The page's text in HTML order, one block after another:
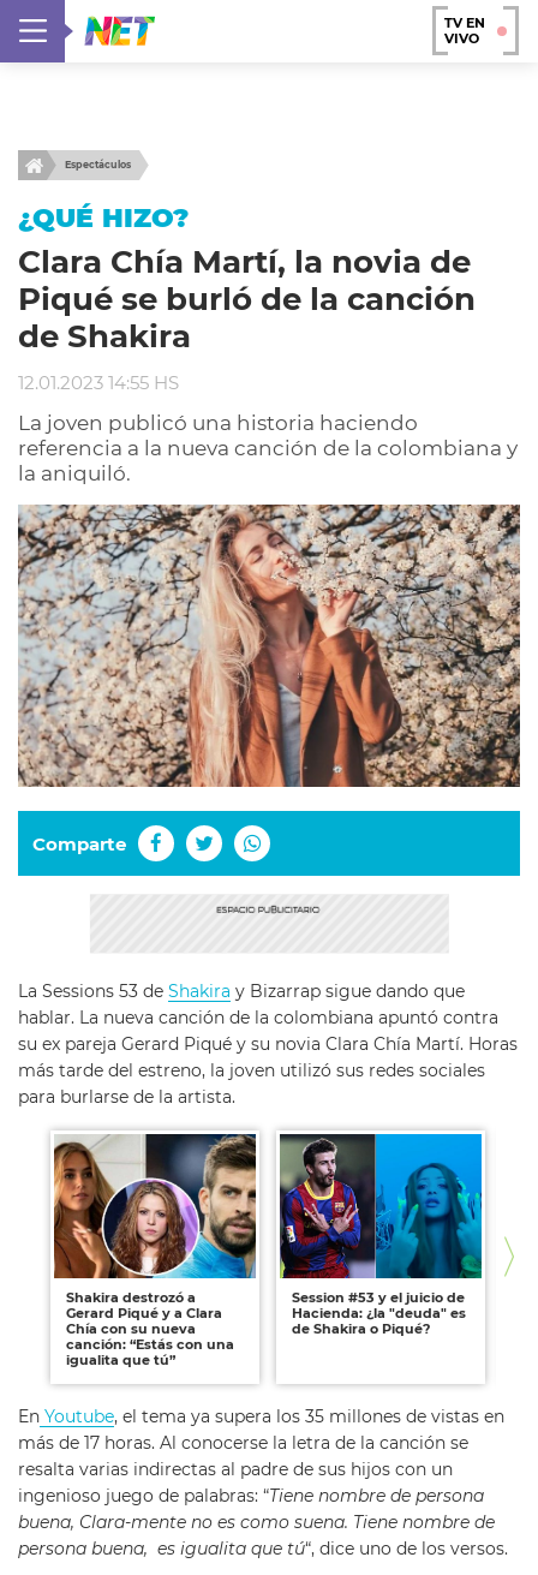
TV EN
VIVO
Espectáculos
¿QUÉ HIZO?
Clara Chía Martí, la novia de
Piqué se burló de la canción
de Shakira
12.01.2023 14:55 HS
La joven publicó una historia haciendo
referencia a la nueva canción de la colombiana y
la aniquiló.
Comparte
La Sessions 53 de Shakira y Bizarrap sigue dando que
hablar. La nueva canción de la colombiana apuntó contra
su ex pareja Gerard Piqué y su novia Clara Chía Martí. Horas
más tarde del estreno, la joven utilizó sus redes sociales
para burlarse de la artista.
Shakira destrozó a
Gerard Piqué y a Clara
Chía con su nueva
canción: “Estás con una
igualita que tú”
Session #53 y el juicio de
Hacienda: ¿la "deuda" es
de Shakira o Piqué?
En Youtube, el tema ya supera los 35 millones de vistas en
más de 17 horas. Al conocerse la letra de la canción se
resalta varias indirectas al padre de sus hijos con un
ingenioso juego de palabras: “Tiene nombre de persona
buena, Clara-mente no es como suena. Tiene nombre de
persona buena, es igualita que tú“, dice uno de los versos.